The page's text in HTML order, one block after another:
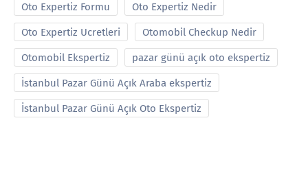
Oto Expertiz Formu Oto Expertiz Nedir
Oto Expertiz Ucretleri Otomobil Checkup Nedir
Otomobil Ekspertiz pazar günü açık oto ekspertiz
İstanbul Pazar Günü Açık Araba ekspertiz
İstanbul Pazar Günü Açık Oto Ekspertiz